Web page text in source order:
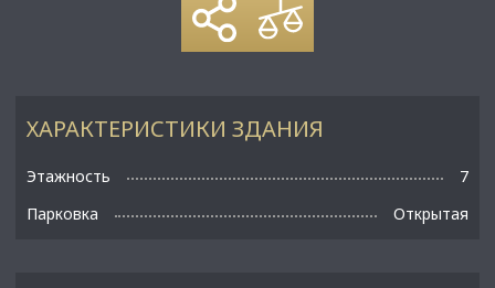
ХАРАКТЕРИСТИКИ ЗДАНИЯ
Этажность
7
Парковка
Открытая